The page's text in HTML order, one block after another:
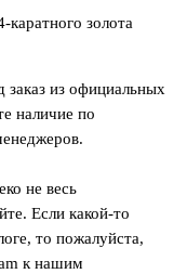
золота
из официальных
наличие по
не весь
Если какой-то
то пожалуйста,
к нашим